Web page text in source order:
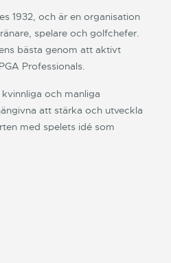
1932, och är en organisation
spelare och golfchefer.
bästa genom att aktivt
Professionals.
och manliga
att stärka och utveckla
med spelets idé som